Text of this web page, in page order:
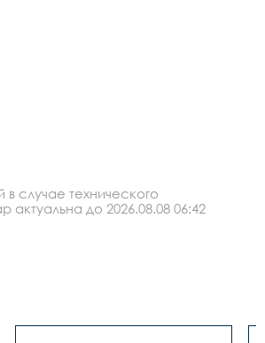
случае технического
до 2026.08.08 06:42